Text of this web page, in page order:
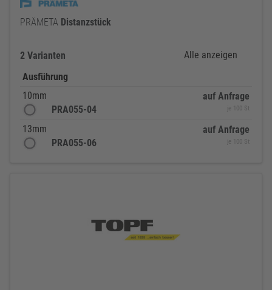
PRÄMETA Distanzstück
2 Varianten
Alle anzeigen
Ausführung
10mm
PRA055-04
auf Anfrage
je 100 St
13mm
PRA055-06
auf Anfrage
je 100 St